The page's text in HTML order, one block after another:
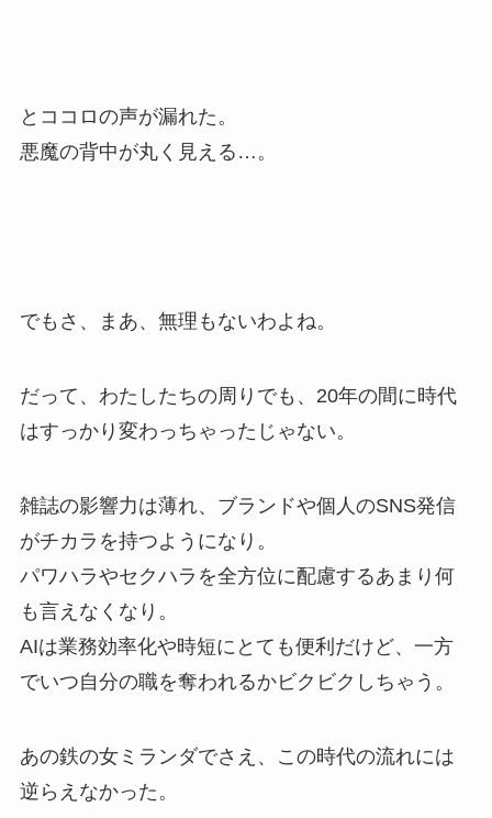
とココロの声が漏れた。
悪魔の背中が丸く見える…。
でもさ、まあ、無理もないわよね。
だって、わたしたちの周りでも、20年の間に時代
はすっかり変わっちゃったじゃない。
雑誌の影響力は薄れ、ブランドや個人のSNS発信
がチカラを持つようになり。
パワハラやセクハラを全方位に配慮するあまり何
も言えなくなり。
AIは業務効率化や時短にとても便利だけど、一方
でいつ自分の職を奪われるかビクビクしちゃう。
あの鉄の女ミランダでさえ、この時代の流れには
逆らえなかった。